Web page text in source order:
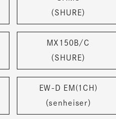
（SHURE）
MX150B/C
（SHURE）
EW-D EM(1CH)
（senheiser）